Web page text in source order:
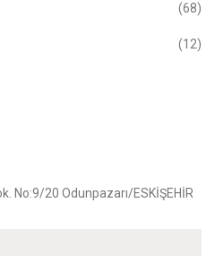
(68)
(12)
No:9/20 Odunpazarı/ESKİŞEHİR